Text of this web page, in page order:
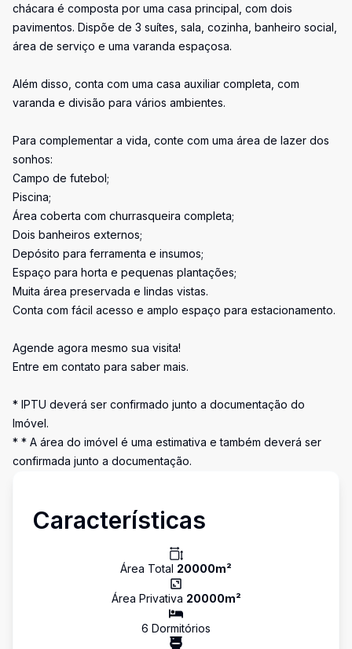
chácara é composta por uma casa principal, com dois
pavimentos. Dispõe de 3 suítes, sala, cozinha, banheiro social,
área de serviço e uma varanda espaçosa.
Além disso, conta com uma casa auxiliar completa, com
varanda e divisão para vários ambientes.
Para complementar a vida, conte com uma área de lazer dos
sonhos:
Campo de futebol;
Piscina;
Área coberta com churrasqueira completa;
Dois banheiros externos;
Depósito para ferramenta e insumos;
Espaço para horta e pequenas plantações;
Muita área preservada e lindas vistas.
Conta com fácil acesso e amplo espaço para estacionamento.
Agende agora mesmo sua visita!
Entre em contato para saber mais.
* IPTU deverá ser confirmado junto a documentação do
Imóvel.
* * A área do imóvel é uma estimativa e também deverá ser
confirmada junto a documentação.
Características
Área Total 20000m²
Área Privativa 20000m²
6 Dormitórios